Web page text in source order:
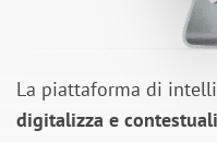
La piattaforma di
digitalizza e